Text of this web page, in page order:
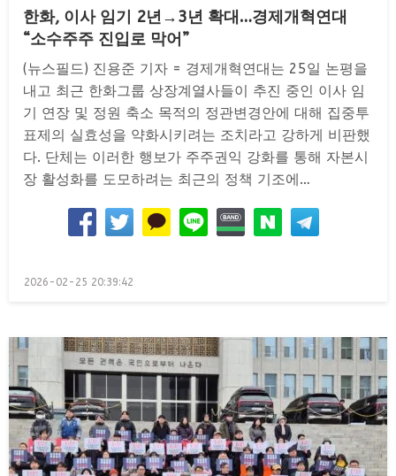
한화, 이사 임기 2년→3년 확대…경제개혁연대
“소수주주 진입로 막어”
(뉴스필드) 진용준 기자 = 경제개혁연대는 25일 논평을
내고 최근 한화그룹 상장계열사들이 추진 중인 이사 임
기 연장 및 정원 축소 목적의 정관변경안에 대해 집중투
표제의 실효성을 약화시키려는 조치라고 강하게 비판했
다. 단체는 이러한 행보가 주주권익 강화를 통해 자본시
장 활성화를 도모하려는 최근의 정책 기조에…
Posted
2026-02-25 20:39:42